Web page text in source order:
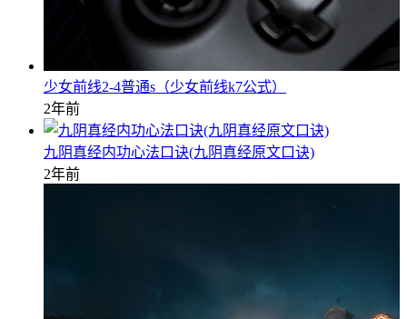
少女前线2-4普通s（少女前线k7公式）
2年前
九阴真经内功心法口诀(九阴真经原文口诀)
2年前